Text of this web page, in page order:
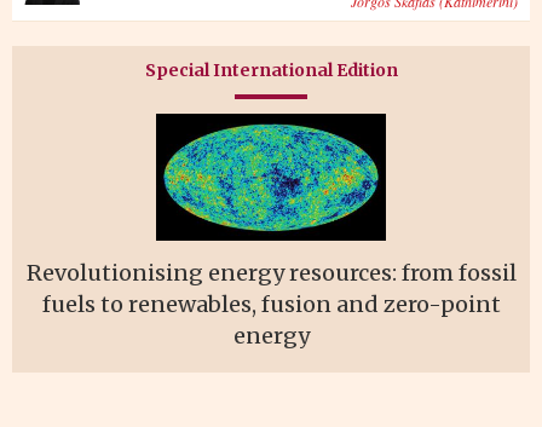
Special International Edition
Revolutionising energy resources: from fossil
fuels to renewables, fusion and zero-point
energy